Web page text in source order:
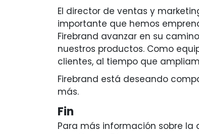
El director de ventas y
importante que hemos
Firebrand avanzar en su
nuestros productos. Como
clientes, al tiempo que
Firebrand está deseando
más.
Fin
Para más información sobre la